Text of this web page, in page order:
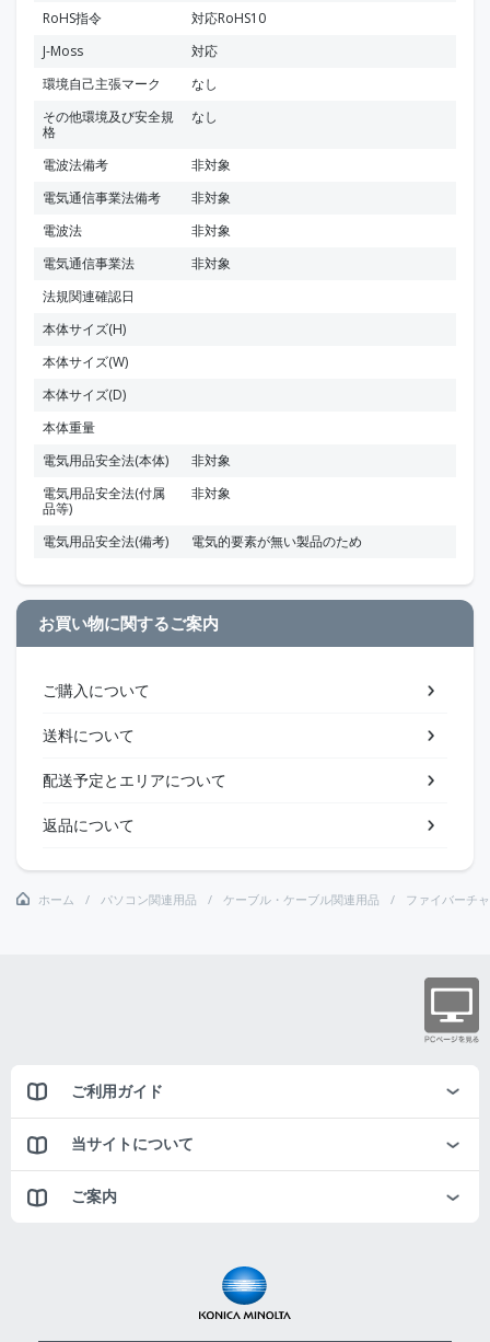
RoHS指令
対応RoHS10
J-Moss
対応
環境自己主張マーク
なし
その他環境及び安全規
格
なし
電波法備考
非対象
電気通信事業法備考
非対象
電波法
非対象
電気通信事業法
非対象
法規関連確認日
本体サイズ(H)
本体サイズ(W)
本体サイズ(D)
本体重量
電気用品安全法(本体)
非対象
電気用品安全法(付属
品等)
非対象
電気用品安全法(備考) 電気的要素が無い製品のため
お買い物に関するご案内
ご購入について
送料について
配送予定とエリアについて
返品について
ホーム パソコン関連用品 ケーブル・ケーブル関連用品 ファイバーチ
ご利用ガイド
当サイトについて
ご案内